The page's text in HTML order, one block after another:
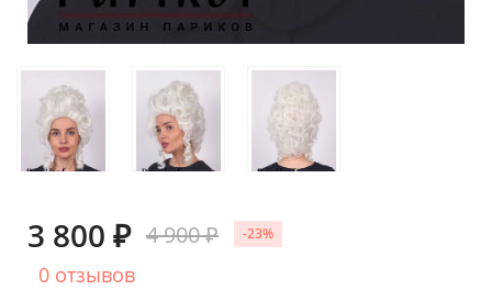
3 800 ₽ 4 900 ₽ -23%
0 отзывов